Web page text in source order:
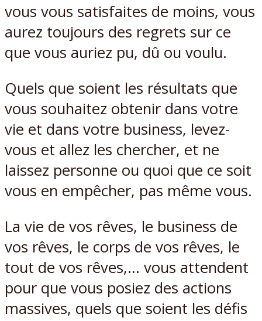
vous vous satisfaites de moins, vous
aurez toujours des regrets sur ce
que vous auriez pu, dû ou voulu.
Quels que soient les résultats que
vous souhaitez obtenir dans votre
vie et dans votre business, levez-
vous et allez les chercher, et ne
laissez personne ou quoi que ce soit
vous en empêcher, pas même vous.
La vie de vos rêves, le business de
vos rêves, le corps de vos rêves, le
tout de vos rêves,… vous attendent
pour que vous posiez des actions
massives, quels que soient les défis